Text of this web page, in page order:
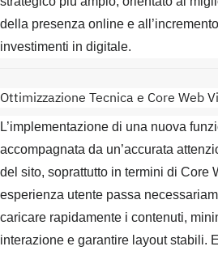
della presenza online e
investimenti in digitale.
Ottimizzazione Tecnica e Core Web
L’implementazione di una nuova
accompagnata da un’accurata
del sito, soprattutto in termini di Core
esperienza utente passa
caricare rapidamente i contenuti,
interazione e garantire layout stabili.